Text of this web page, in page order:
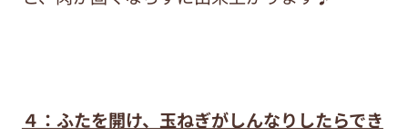
４：ふたを開け、玉ねぎがしんなりしたらでき